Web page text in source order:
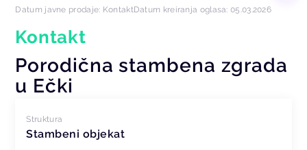
Datum javne prodaje: KontaktDatum kreiranja oglasa: 05.03.2026
Kontakt
Porodična stambena zgrada
u Ečki
Struktura
Stambeni objekat